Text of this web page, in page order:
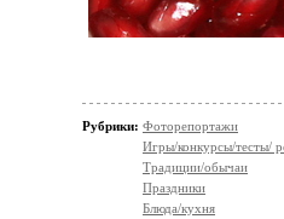
Рубрики: Фоторепортажи
Игры/конкурсы/тесты/
Традиции/обычаи
Праздники
Блюда/кухня